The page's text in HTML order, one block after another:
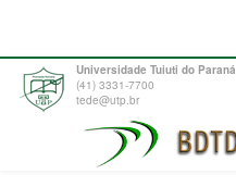
Universidade Tuiuti do Paraná
(41) 3331-7700
tede@utp.br